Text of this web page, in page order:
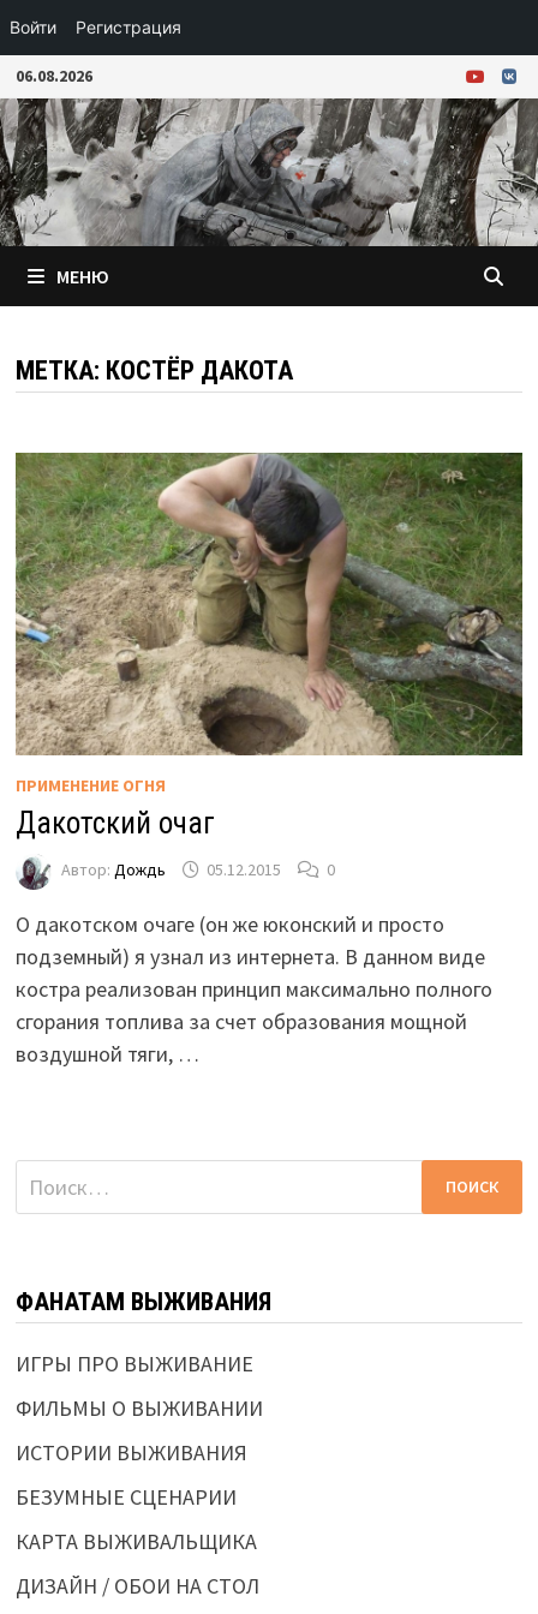
Войти Регистрация
Перейти
к
содержимому
06.08.2026
МЕНЮ
МЕТКА: КОСТЁР ДАКОТА
ПРИМЕНЕНИЕ ОГНЯ
Дакотский очаг
Автор: Дождь 05.12.2015 0
О дакотском очаге (он же юконский и просто
подземный) я узнал из интернета. В данном виде
костра реализован принцип максимально полного
сгорания топлива за счет образования мощной
воздушной тяги, …
Найти:
ФАНАТАМ ВЫЖИВАНИЯ
ИГРЫ ПРО ВЫЖИВАНИЕ
ФИЛЬМЫ О ВЫЖИВАНИИ
ИСТОРИИ ВЫЖИВАНИЯ
БЕЗУМНЫЕ СЦЕНАРИИ
КАРТА ВЫЖИВАЛЬЩИКА
ДИЗАЙН / ОБОИ НА СТОЛ